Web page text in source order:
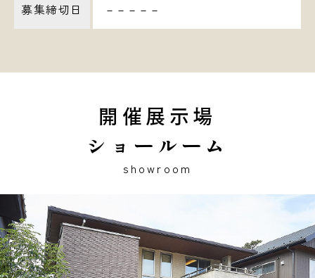
募集締切日 －－－－－
開催展示場
ショールーム
showroom